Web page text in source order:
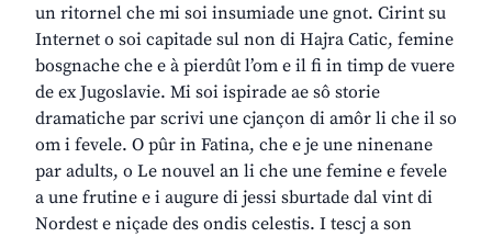
un ritornel che mi soi insumiade une gnot. Cirint su
Internet o soi capitade sul non di Hajra Catic, femine
bosgnache che e à pierdût l’om e il fi in timp de vuere
de ex Jugoslavie. Mi soi ispirade ae sô storie
dramatiche par scrivi une cjançon di amôr li che il so
om i fevele. O pûr in Fatina, che e je une ninenane
par adults, o Le nouvel an li che une femine e fevele
a une frutine e i augure di jessi sburtade dal vint di
Nordest e niçade des ondis celestis. I tescj a son